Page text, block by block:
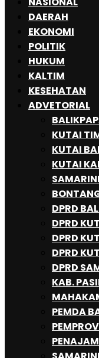
DAERAH
EKONOMI
POLITIK
HUKUM
KALTIM
KESEHATAN
ADVETORIAL
KUTAI
KUTAI
KUTAI
DPRD
DPRD
DPRD
DPRD
DPRD
KAB.
PEMDA